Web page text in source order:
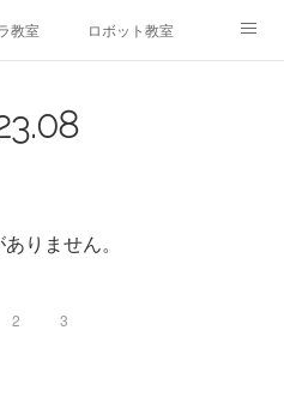
教室 ロボット教室
.08
りません。
2 3